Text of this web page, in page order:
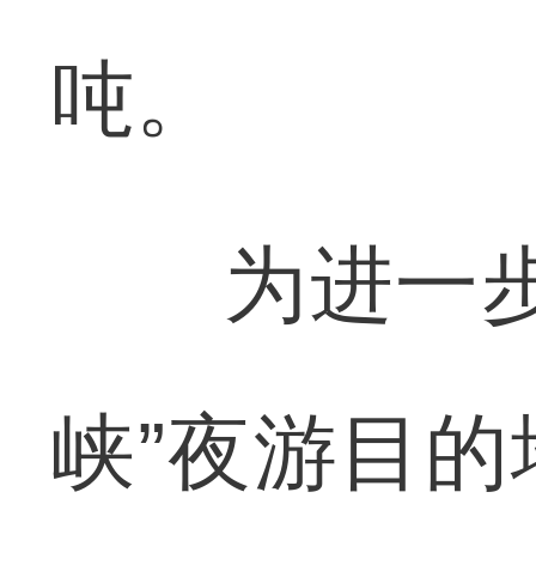
吨。
为进一步
峡”夜游目